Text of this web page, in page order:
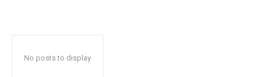
No posts to display